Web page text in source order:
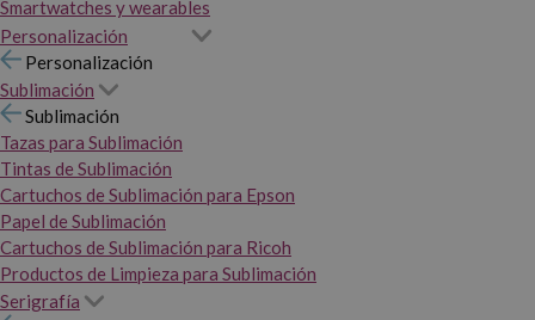
Smartwatches y wearables
Personalización
Personalización
Sublimación
Sublimación
Tazas para Sublimación
Tintas de Sublimación
Cartuchos de Sublimación para Epson
Papel de Sublimación
Cartuchos de Sublimación para Ricoh
Productos de Limpieza para Sublimación
Serigrafía